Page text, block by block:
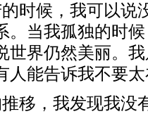
时候，我可以说
。当我孤独的时
世界仍然美丽。
人能告诉我不要
移，我发现我没